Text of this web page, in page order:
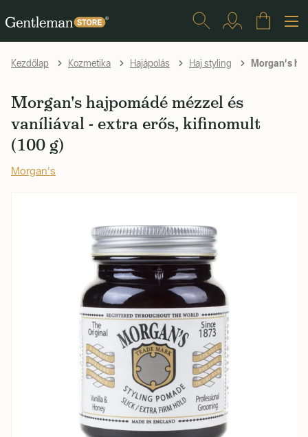
Kezdőlap Kozmetika Hajápolás Haj styling Morgan's
Morgan's hajpomádé mézzel és
vaníliával - extra erős, kifinomult
(100 g)
Morgan's